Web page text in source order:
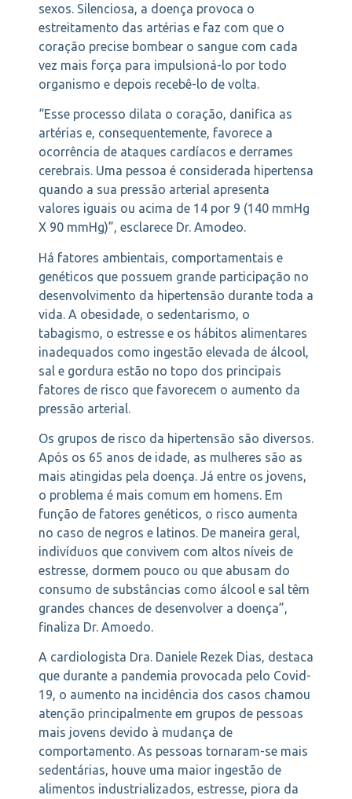
sexos. Silenciosa, a doença provoca o
estreitamento das artérias e faz com que o
coração precise bombear o sangue com cada
vez mais força para impulsioná-lo por todo
organismo e depois recebê-lo de volta.
“Esse processo dilata o coração, danifica as
artérias e, consequentemente, favorece a
ocorrência de ataques cardíacos e derrames
cerebrais. Uma pessoa é considerada hipertensa
quando a sua pressão arterial apresenta
valores iguais ou acima de 14 por 9 (140 mmHg
X 90 mmHg)”, esclarece Dr. Amodeo.
Há fatores ambientais, comportamentais e
genéticos que possuem grande participação no
desenvolvimento da hipertensão durante toda a
vida. A obesidade, o sedentarismo, o
tabagismo, o estresse e os hábitos alimentares
inadequados como ingestão elevada de álcool,
sal e gordura estão no topo dos principais
fatores de risco que favorecem o aumento da
pressão arterial.
Os grupos de risco da hipertensão são diversos.
Após os 65 anos de idade, as mulheres são as
mais atingidas pela doença. Já entre os jovens,
o problema é mais comum em homens. Em
função de fatores genéticos, o risco aumenta
no caso de negros e latinos. De maneira geral,
indivíduos que convivem com altos níveis de
estresse, dormem pouco ou que abusam do
consumo de substâncias como álcool e sal têm
grandes chances de desenvolver a doença”,
finaliza Dr. Amoedo.
A cardiologista Dra. Daniele Rezek Dias, destaca
que durante a pandemia provocada pelo Covid-
19, o aumento na incidência dos casos chamou
atenção principalmente em grupos de pessoas
mais jovens devido à mudança de
comportamento. As pessoas tornaram-se mais
sedentárias, houve uma maior ingestão de
alimentos industrializados, estresse, piora da